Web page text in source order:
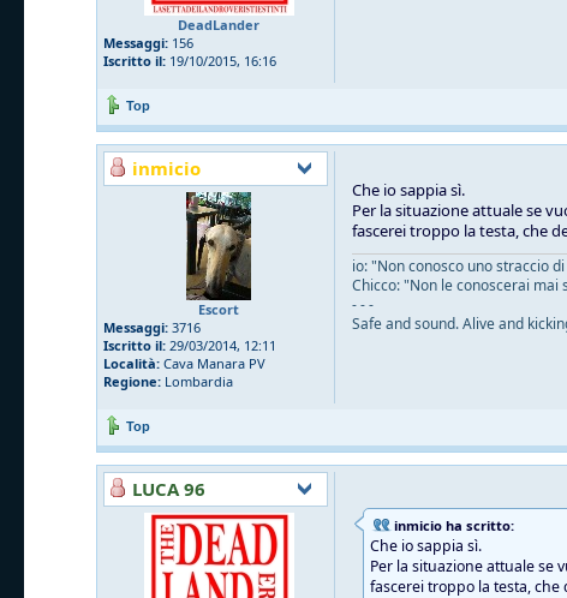
DeadLander
Messaggi: 156
Iscritto il: 19/10/2015, 16:16
Top
inmicio
Escort
Messaggi: 3716
Iscritto il: 29/03/2014, 12:11
Località: Cava Manara PV
Regione: Lombardia
Che io sappia sì.
Per la situazione attuale se
fascerei troppo la testa, che
io: "Non conosco uno straccio
Chicco: "Non le conoscerai mai
- - -
Safe and sound. Alive and
Top
LUCA 96
inmicio ha scritto:
Che io sappia sì.
Per la situazione attuale se
fascerei troppo la testa,